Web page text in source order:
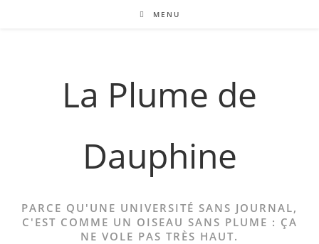
MENU
La Plume de
Dauphine
PARCE QU'UNE UNIVERSITÉ SANS JOURNAL,
C'EST COMME UN OISEAU SANS PLUME : ÇA
NE VOLE PAS TRÈS HAUT.